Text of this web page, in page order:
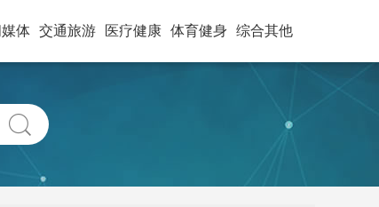
体 交通旅游 医疗健康 体育健身 综合其他